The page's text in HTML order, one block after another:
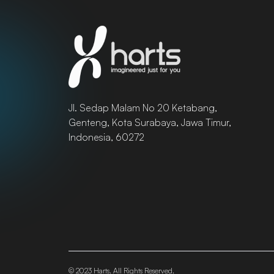
Jl. Sedap Malam No 20 Ketabang,
Genteng, Kota Surabaya, Jawa Timur,
Indonesia, 60272
© 2023 Harts. All Rights Reserved.